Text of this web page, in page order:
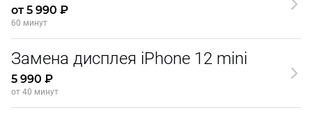
от 5 990 ₽
60 минут
Замена дисплея iPhone 12 mini
5 990 ₽
от 40 минут